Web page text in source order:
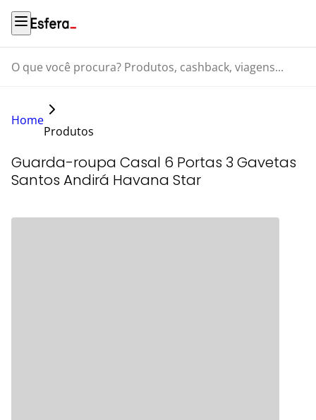
O que você procura? Produtos, cashback, viagens...
Home
Produtos
Guarda-roupa Casal 6 Portas 3 Gavetas
Santos Andirá Havana Star